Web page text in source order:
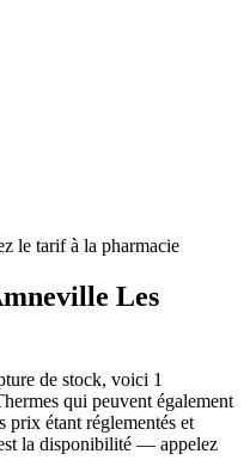
le tarif à la pharmacie
Les
de stock, voici 1
qui peuvent également
prix étant réglementés et
la disponibilité — appelez